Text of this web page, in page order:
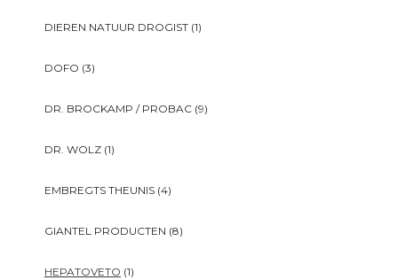
DIEREN NATUUR DROGIST (1)
DOFO (3)
DR. BROCKAMP / PROBAC (9)
DR. WOLZ (1)
EMBREGTS THEUNIS (4)
GIANTEL PRODUCTEN (8)
HEPATOVETO (1)